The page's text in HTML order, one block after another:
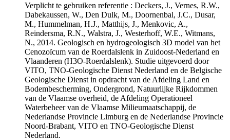
Verplicht te gebruiken referentie : Deckers, J., Vernes, R.W.,
Dabekaussen, W., Den Dulk, M., Doornenbal, J.C., Dusar,
M., Hummelman, H.J., Matthijs, J., Menkovic, A.,
Reindersma, R.N., Walstra, J., Westerhoff, W.E., Witmans,
N., 2014. Geologisch en hydrogeologisch 3D model van het
Cenozoïcum van de Roerdalslenk in Zuidoost-Nederland en
Vlaanderen (H3O-Roerdalslenk). Studie uitgevoerd door
VITO, TNO-Geologische Dienst Nederland en de Belgische
Geologische Dienst in opdracht van de Afdeling Land en
Bodembescherming, Ondergrond, Natuurlijke Rijkdommen
van de Vlaamse overheid, de Afdeling Operationeel
Waterbeheer van de Vlaamse Milieumaatschappij, de
Nederlandse Provincie Limburg en de Nederlandse Provincie
Noord-Brabant, VITO en TNO-Geologische Dienst
Nederland.